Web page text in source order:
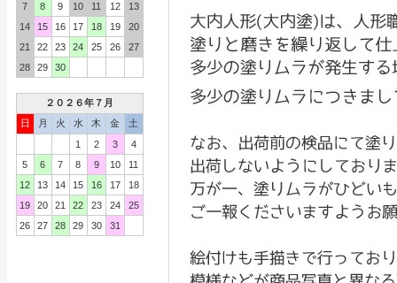
7
8 9 10 11 12
13
14
15 16 17 18 19
20
21
22 23 24 25 26
27
28
29 30
２０２６年７月
日
月 火 水 木 金
土
1
2 3
4
5
6 7 8 9 10
11
12
13 14 15 16 17
18
19
20 21 22 23 24
25
26
27 28 29 30 31